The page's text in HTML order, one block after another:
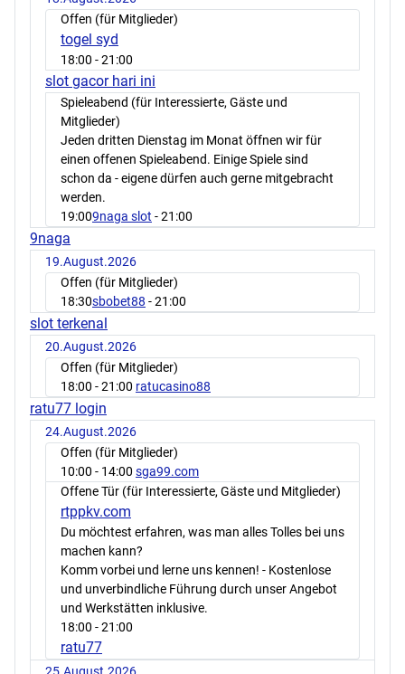
Offen (für Mitglieder)
togel syd
18:00 - 21:00
slot gacor hari ini
Spieleabend (für Interessierte, Gäste und
Mitglieder)
Jeden dritten Dienstag im Monat öffnen wir für
einen offenen Spieleabend. Einige Spiele sind
schon da - eigene dürfen auch gerne mitgebracht
werden.
19:009naga slot - 21:00
9naga
19.August.2026
Offen (für Mitglieder)
18:30sbobet88 - 21:00
slot terkenal
20.August.2026
Offen (für Mitglieder)
18:00 - 21:00 ratucasino88
ratu77 login
24.August.2026
Offen (für Mitglieder)
10:00 - 14:00 sga99.com
Offene Tür (für Interessierte, Gäste und Mitglieder)
rtppkv.com
Du möchtest erfahren, was man alles Tolles bei uns
machen kann?
Komm vorbei und lerne uns kennen! - Kostenlose
und unverbindliche Führung durch unser Angebot
und Werkstätten inklusive.
18:00 - 21:00
ratu77